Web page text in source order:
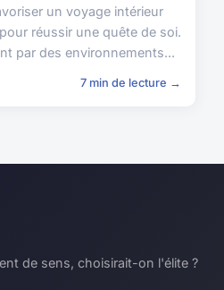
un voyage intérieur
réussir une quête de soi.
par des environnements...
7 min de lecture →
de sens, choisirait-on l'élite ?